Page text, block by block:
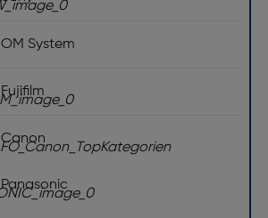
OM System
Fujifilm
Canon
Panasonic